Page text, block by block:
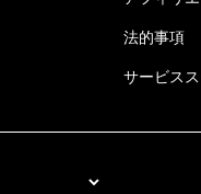
法的事項
サービス